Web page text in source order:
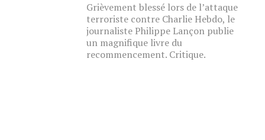
Grièvement blessé lors de l’attaque
terroriste contre Charlie Hebdo, le
journaliste Philippe Lançon publie
un magnifique livre du
recommencement. Critique.